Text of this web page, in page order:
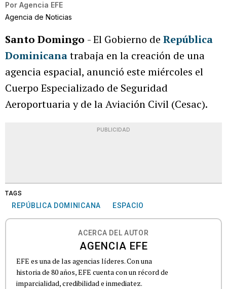
Por Agencia EFE
Agencia de Noticias
Santo Domingo - El Gobierno de República
Dominicanatrabaja en la creación de una
agencia espacial, anunció este miércoles el
Cuerpo Especializado de Seguridad
Aeroportuaria y de la Aviación Civil (Cesac).
PUBLICIDAD
TAGS
REPÚBLICA DOMINICANA ESPACIO
ACERCA DEL AUTOR
AGENCIA EFE
EFE es una de las agencias líderes. Con una
historia de 80 años, EFE cuenta con un récord de
imparcialidad, credibilidad e inmediatez.